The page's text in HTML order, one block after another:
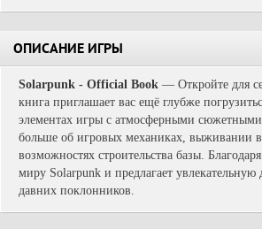
ОПИСАНИЕ ИГРЫ
Solarpunk - Official Book — Откройте для
книга приглашает вас ещё глубже
элементах игры с атмосферными
больше об игровых механиках, выживании
возможностях строительства базы.
миру Solarpunk и предлагает
давних поклонников.